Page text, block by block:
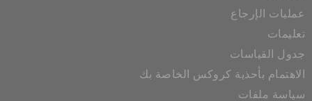
عمليات الإرجاع
تعليمات
جدول القياسات
الاهتمام بأحذية كروكس الخاصة بك
سياسة ملفات